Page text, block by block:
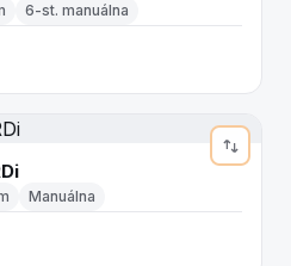
6-st. manuálna
Manuálna